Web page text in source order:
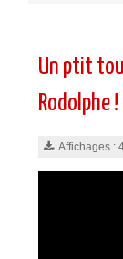
Un ptit
Rodolphe !
Affichages :